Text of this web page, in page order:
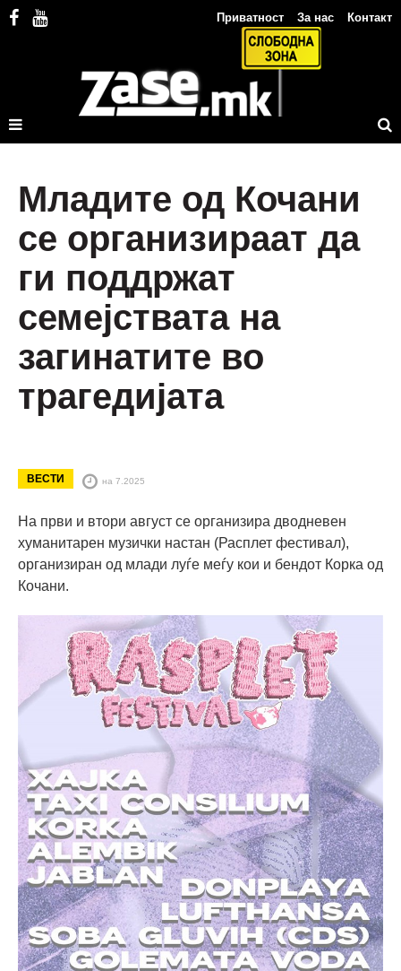
Приватност За нас Контакт
Младите од Кочани
се организираат да
ги поддржат
семејствата на
загинатите во
трагедијата
ВЕСТИ на 7.2025
На први и втори август се организира дводневен
хуманитарен музички настан (Расплет фестивал),
организиран од млади луѓе меѓу кои и бендот Корка од
Кочани.